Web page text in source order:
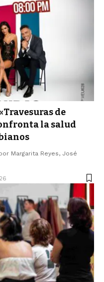
de
la salud
Margarita Reyes, José